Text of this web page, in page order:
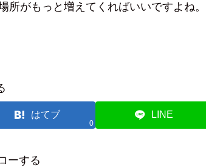
がもっと増えてくればいいですよね。
はてブ
0
LINE
ーする